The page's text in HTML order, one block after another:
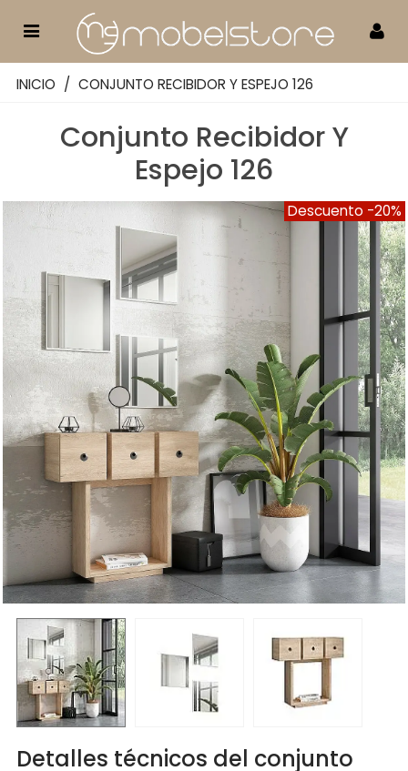
INICIO / CONJUNTO RECIBIDOR Y ESPEJO 126
Conjunto Recibidor Y
Espejo 126
Descuento -20%
Detalles técnicos del conjunto